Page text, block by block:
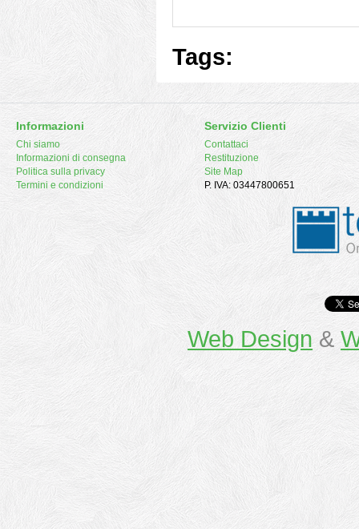
Tags:
Informazioni
Chi siamo
Informazioni di consegna
Politica sulla privacy
Termini e condizioni
Servizio Clienti
Contattaci
Restituzione
Site Map
P. IVA: 03447800651
Web Design &